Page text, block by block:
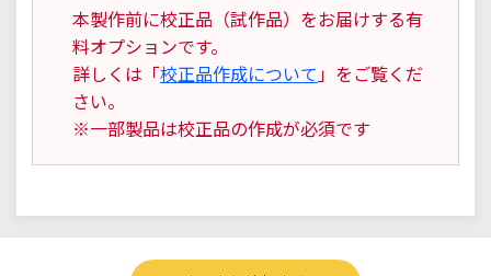
本製作前に校正品（試作品）をお届けする有
料オプションです。
詳しくは「校正品作成について 」をご覧くだ
さい。
※一部製品は校正品の作成が必須です